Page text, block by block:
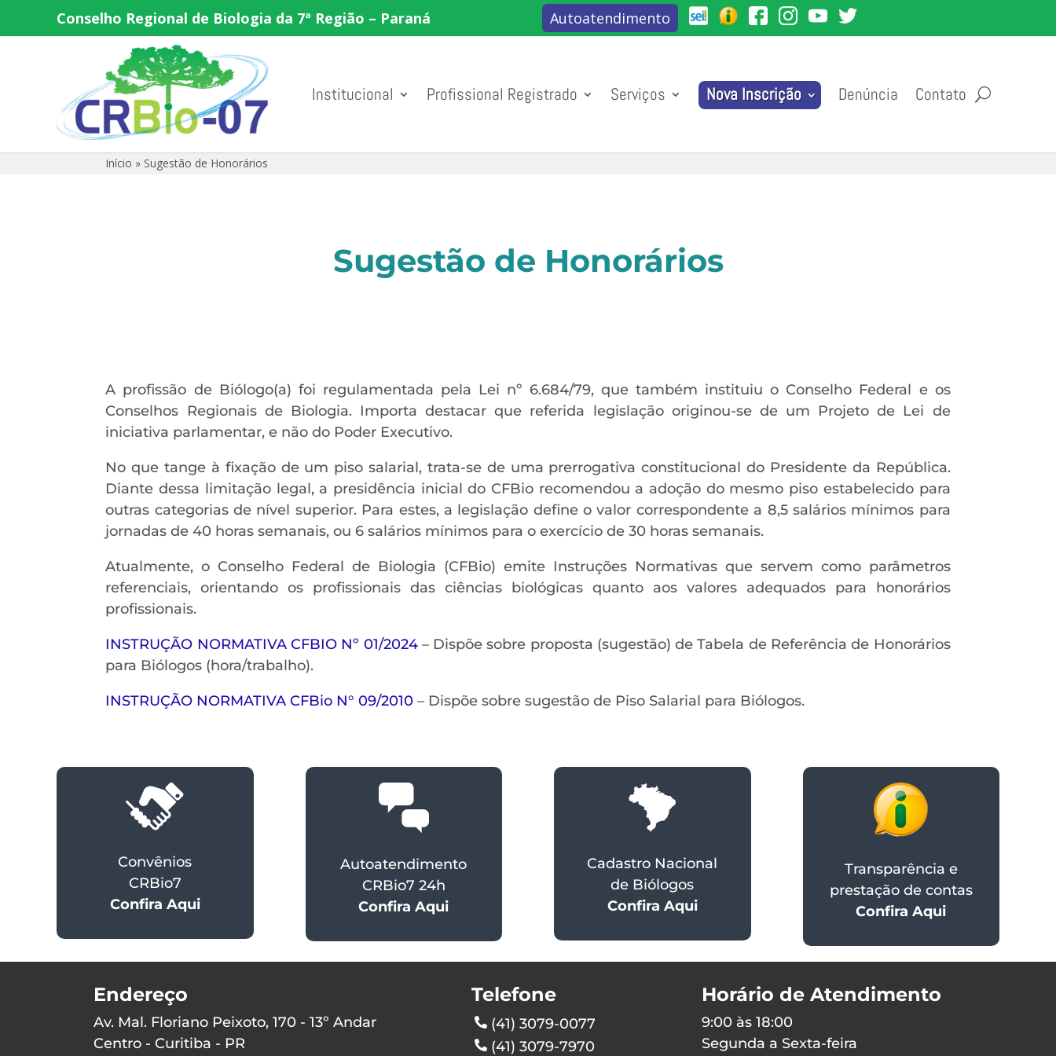
Conselho Regional de Biologia da 7ª Região – Paraná Autoatendimento
Institucional Profissional Registrado Serviços Nova Inscrição Denúncia Contato
Início » Sugestão de Honorários
Sugestão de Honorários
A profissão de Biólogo(a) foi regulamentada pela Lei nº 6.684/79, que também instituiu o Conselho Federal e os
Conselhos Regionais de Biologia. Importa destacar que referida legislação originou-se de um Projeto de Lei de
iniciativa parlamentar, e não do Poder Executivo.
No que tange à fixação de um piso salarial, trata-se de uma prerrogativa constitucional do Presidente da República.
Diante dessa limitação legal, a presidência inicial do CFBio recomendou a adoção do mesmo piso estabelecido para
outras categorias de nível superior. Para estes, a legislação define o valor correspondente a 8,5 salários mínimos para
jornadas de 40 horas semanais, ou 6 salários mínimos para o exercício de 30 horas semanais.
Atualmente, o Conselho Federal de Biologia (CFBio) emite Instruções Normativas que servem como parâmetros
referenciais, orientando os profissionais das ciências biológicas quanto aos valores adequados para honorários
profissionais.
INSTRUÇÃO NORMATIVA CFBIO Nº 01/2024– Dispõe sobre proposta (sugestão) de Tabela de Referência de Honorários
para Biólogos (hora/trabalho).
INSTRUÇÃO NORMATIVA CFBio N° 09/2010 – Dispõe sobre sugestão de Piso Salarial para Biólogos.
Convênios
CRBio7
Confira Aqui
Autoatendimento
CRBio7 24h
Confira Aqui
Cadastro Nacional
de Biólogos
Confira Aqui
Transparência e
prestação de contas
Confira Aqui
Endereço
Av. Mal. Floriano Peixoto, 170 - 13º Andar
Centro - Curitiba - PR
Telefone
(41) 3079-0077
(41) 3079-7970
Horário de Atendimento
9:00 às 18:00
Segunda a Sexta-feira